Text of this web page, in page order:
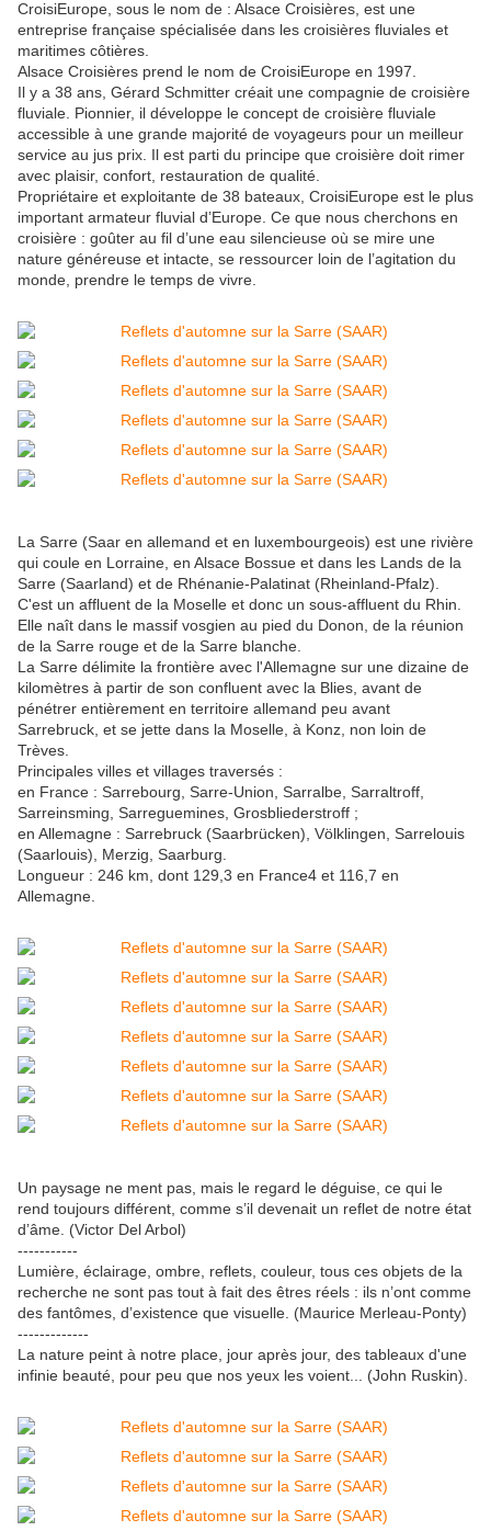
CroisiEurope, sous le nom de : Alsace Croisières, est une
entreprise française spécialisée dans les croisières fluviales et
maritimes côtières.
Alsace Croisières prend le nom de CroisiEurope en 1997.
Il y a 38 ans, Gérard Schmitter créait une compagnie de croisière
fluviale. Pionnier, il développe le concept de croisière fluviale
accessible à une grande majorité de voyageurs pour un meilleur
service au jus prix. Il est parti du principe que croisière doit rimer
avec plaisir, confort, restauration de qualité.
Propriétaire et exploitante de 38 bateaux, CroisiEurope est le plus
important armateur fluvial d’Europe. Ce que nous cherchons en
croisière : goûter au fil d’une eau silencieuse où se mire une
nature généreuse et intacte, se ressourcer loin de l’agitation du
monde, prendre le temps de vivre.
La Sarre (Saar en allemand et en luxembourgeois) est une rivière
qui coule en Lorraine, en Alsace Bossue et dans les Lands de la
Sarre (Saarland) et de Rhénanie-Palatinat (Rheinland-Pfalz).
C'est un affluent de la Moselle et donc un sous-affluent du Rhin.
Elle naît dans le massif vosgien au pied du Donon, de la réunion
de la Sarre rouge et de la Sarre blanche.
La Sarre délimite la frontière avec l'Allemagne sur une dizaine de
kilomètres à partir de son confluent avec la Blies, avant de
pénétrer entièrement en territoire allemand peu avant
Sarrebruck, et se jette dans la Moselle, à Konz, non loin de
Trèves.
Principales villes et villages traversés :
en France : Sarrebourg, Sarre-Union, Sarralbe, Sarraltroff,
Sarreinsming, Sarreguemines, Grosbliederstroff ;
en Allemagne : Sarrebruck (Saarbrücken), Völklingen, Sarrelouis
(Saarlouis), Merzig, Saarburg.
Longueur : 246 km, dont 129,3 en France4 et 116,7 en
Allemagne.
Un paysage ne ment pas, mais le regard le déguise, ce qui le
rend toujours différent, comme s’il devenait un reflet de notre état
d’âme. (Victor Del Arbol)
-----------
Lumière, éclairage, ombre, reflets, couleur, tous ces objets de la
recherche ne sont pas tout à fait des êtres réels : ils n’ont comme
des fantômes, d’existence que visuelle. (Maurice Merleau-Ponty)
-------------
La nature peint à notre place, jour après jour, des tableaux d'une
infinie beauté, pour peu que nos yeux les voient... (John Ruskin).